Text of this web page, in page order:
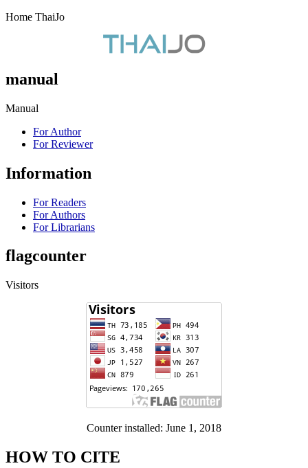
Home ThaiJo
manual
Manual
For Author
For Reviewer
Information
For Readers
For Authors
For Librarians
flagcounter
Visitors
Counter installed: June 1, 2018
HOW TO CITE